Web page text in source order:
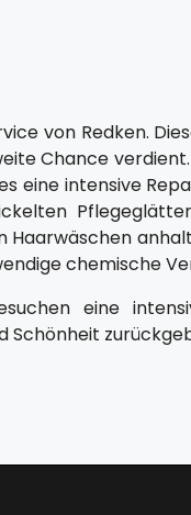
von Redken.
Chance
eine intensive
Haarwäschen
chemische
eine
Schönheit